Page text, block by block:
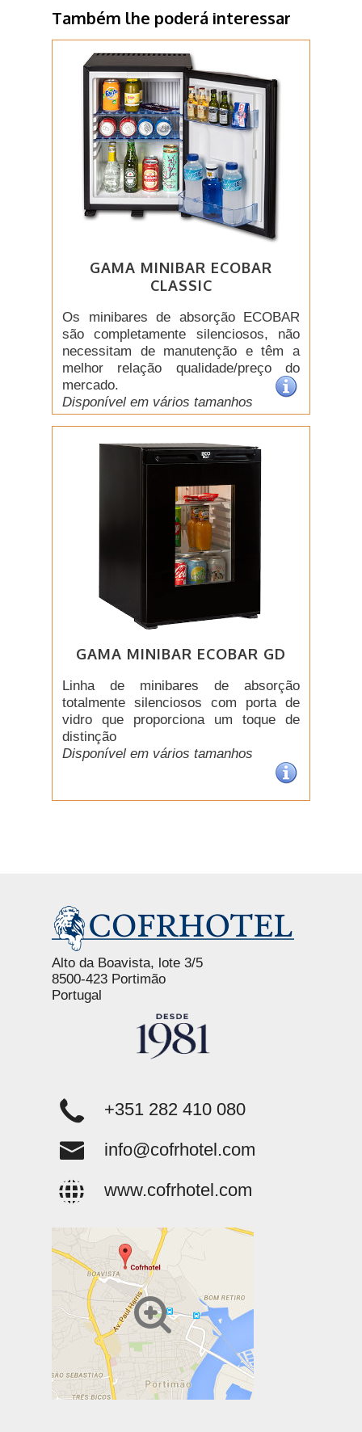
Também lhe poderá interessar
GAMA MINIBAR ECOBAR
CLASSIC
Os minibares de absorção ECOBAR
são completamente silenciosos, não
necessitam de manutenção e têm a
melhor relação qualidade/preço do
mercado.
Disponível em vários tamanhos
GAMA MINIBAR ECOBAR GD
Linha de minibares de absorção
totalmente silenciosos com porta de
vidro que proporciona um toque de
distinção
Disponível em vários tamanhos
Alto da Boavista, lote 3/5
8500-423 Portimão
Portugal
+351 282 410 080
info@cofrhotel.com
www.cofrhotel.com